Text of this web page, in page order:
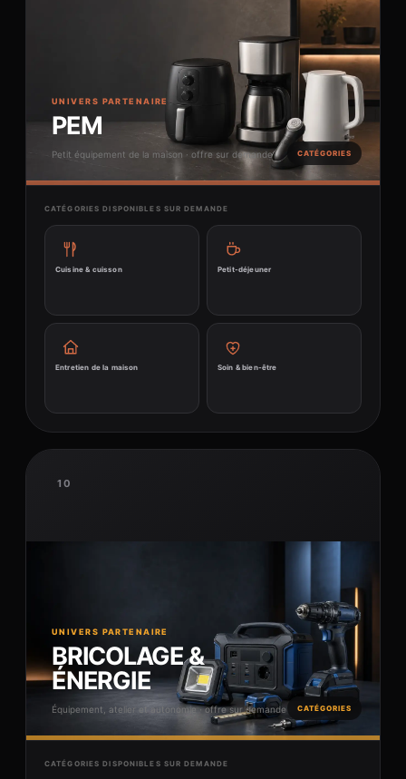
UNIVERS PARTENAIRE
PEM
Petit équipement de la maison · offre sur demande CATÉGORIES
CATÉGORIES DISPONIBLES SUR DEMANDE
Cuisine & cuisson Petit-déjeuner
Entretien de la maison Soin & bien-être
10
UNIVERS PARTENAIRE
BRICOLAGE &
ÉNERGIE
Équipement, atelier et autonomie · offre sur demande CATÉGORIES
CATÉGORIES DISPONIBLES SUR DEMANDE